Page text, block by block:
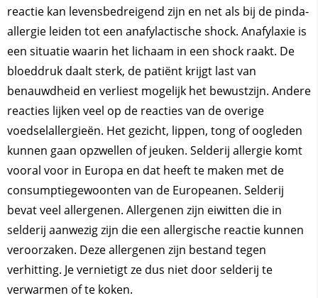
reactie kan levensbedreigend zijn en net als bij de pinda-
allergie leiden tot een anafylactische shock. Anafylaxie is
een situatie waarin het lichaam in een shock raakt. De
bloeddruk daalt sterk, de patiënt krijgt last van
benauwdheid en verliest mogelijk het bewustzijn. Andere
reacties lijken veel op de reacties van de overige
voedselallergieën. Het gezicht, lippen, tong of oogleden
kunnen gaan opzwellen of jeuken. Selderij allergie komt
vooral voor in Europa en dat heeft te maken met de
consumptiegewoonten van de Europeanen. Selderij
bevat veel allergenen. Allergenen zijn eiwitten die in
selderij aanwezig zijn die een allergische reactie kunnen
veroorzaken. Deze allergenen zijn bestand tegen
verhitting. Je vernietigt ze dus niet door selderij te
verwarmen of te koken.